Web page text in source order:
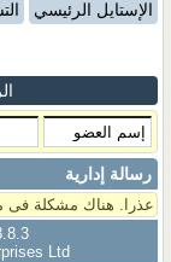
الإستايل الرئيسي
رسالة إدارية
عذرا. هناك مشكلة فى
Ltd.